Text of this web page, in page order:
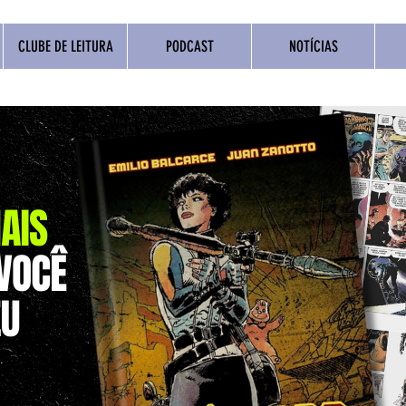
CLUBE DE LEITURA PODCAST NOTÍCIAS